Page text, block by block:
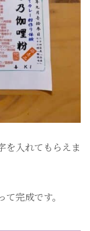
を入れてもらえま
完成です。